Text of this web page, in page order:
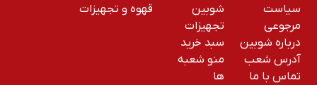
سیاست
مرجوعی
درباره شوبین
آدرس شعب
تماس با ما
شوبین
تجهیزات
سبد خرید
منو شعبه
ها
قهوه و تجهیزات